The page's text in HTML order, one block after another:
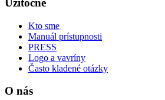
Užitočné
Kto sme
Manuál prístupnosti
PRESS
Logo a vavríny
Často kladené otázky
O nás